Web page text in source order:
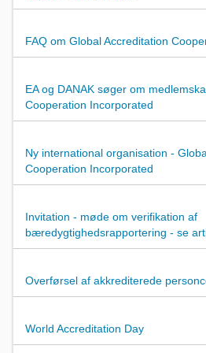
FAQ om Global Accreditation
EA og DANAK søger om
Cooperation Incorporated
Ny international organisation -
Cooperation Incorporated
Invitation - møde om verifikation af
bæredygtighedsrapportering - se
Overførsel af akkrediterede
World Accreditation Day